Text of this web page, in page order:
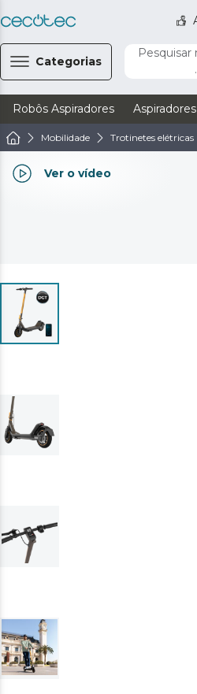
Categorias
Pesquisar
Robôs Aspiradores
Mobilidade Trotinetes elétricas
Ver o vídeo